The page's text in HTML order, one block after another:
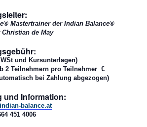
Mastertrainer der Indian Balance®
de May
und Kursunterlagen)
2 Teilnehmern pro Teilnehmer €
bei Zahlung abgezogen)
und Information:
balance.at
451 4006